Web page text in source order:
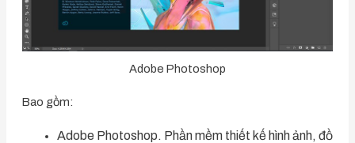
Adobe Photoshop
Bao gồm:
Adobe Photoshop. Phần mềm thiết kế hình ảnh, đồ